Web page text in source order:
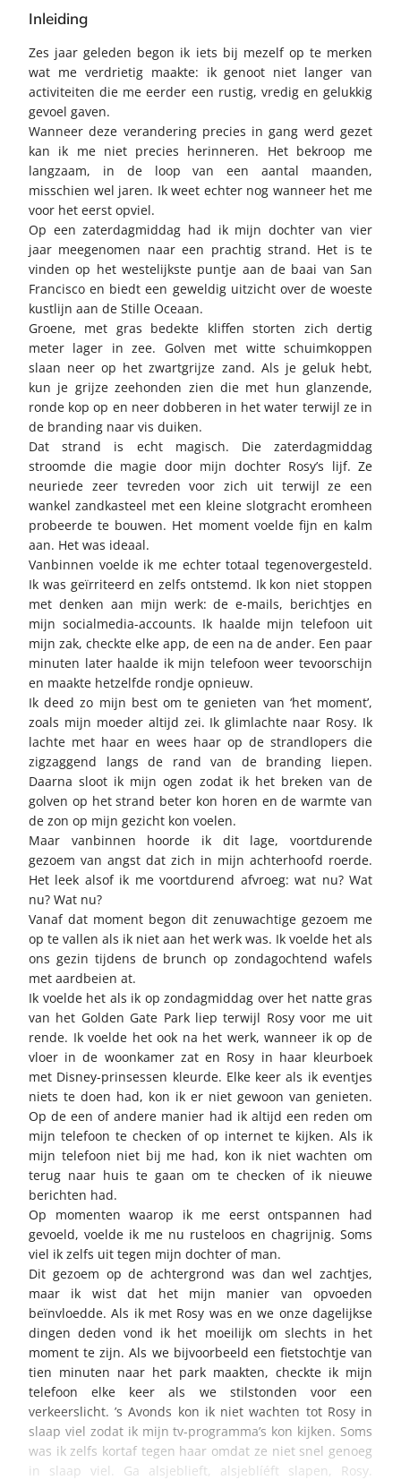
Inleiding
Zes jaar geleden begon ik iets bij mezelf op te merken
wat me verdrietig maakte: ik genoot niet langer van
activiteiten die me eerder een rustig, vredig en gelukkig
gevoel gaven.
Wanneer deze verandering precies in gang werd gezet
kan ik me niet precies herinneren. Het bekroop me
langzaam, in de loop van een aantal maanden,
misschien wel jaren. Ik weet echter nog wanneer het me
voor het eerst opviel.
Op een zaterdagmiddag had ik mijn dochter van vier
jaar meegenomen naar een prachtig strand. Het is te
vinden op het westelijkste puntje aan de baai van San
Francisco en biedt een geweldig uitzicht over de woeste
kustlijn aan de Stille Oceaan.
Groene, met gras bedekte kliffen storten zich dertig
meter lager in zee. Golven met witte schuimkoppen
slaan neer op het zwartgrijze zand. Als je geluk hebt,
kun je grijze zeehonden zien die met hun glanzende,
ronde kop op en neer dobberen in het water terwijl ze in
de branding naar vis duiken.
Dat strand is echt magisch. Die zaterdagmiddag
stroomde die magie door mijn dochter Rosy’s lijf. Ze
neuriede zeer tevreden voor zich uit terwijl ze een
wankel zandkasteel met een kleine slotgracht eromheen
probeerde te bouwen. Het moment voelde fijn en kalm
aan. Het was ideaal.
Vanbinnen voelde ik me echter totaal tegenovergesteld.
Ik was geïrriteerd en zelfs ontstemd. Ik kon niet stoppen
met denken aan mijn werk: de e-mails, berichtjes en
mijn socialmedia-accounts. Ik haalde mijn telefoon uit
mijn zak, checkte elke app, de een na de ander. Een paar
minuten later haalde ik mijn telefoon weer tevoorschijn
en maakte hetzelfde rondje opnieuw.
Ik deed zo mijn best om te genieten van ‘het moment’,
zoals mijn moeder altijd zei. Ik glimlachte naar Rosy. Ik
lachte met haar en wees haar op de strandlopers die
zigzaggend langs de rand van de branding liepen.
Daarna sloot ik mijn ogen zodat ik het breken van de
golven op het strand beter kon horen en de warmte van
de zon op mijn gezicht kon voelen.
Maar vanbinnen hoorde ik dit lage, voortdurende
gezoem van angst dat zich in mijn achterhoofd roerde.
Het leek alsof ik me voortdurend afvroeg: wat nu? Wat
nu? Wat nu?
Vanaf dat moment begon dit zenuwachtige gezoem me
op te vallen als ik niet aan het werk was. Ik voelde het als
ons gezin tijdens de brunch op zondagochtend wafels
met aardbeien at.
Ik voelde het als ik op zondagmiddag over het natte gras
van het Golden Gate Park liep terwijl Rosy voor me uit
rende. Ik voelde het ook na het werk, wanneer ik op de
vloer in de woonkamer zat en Rosy in haar kleurboek
met Disney-prinsessen kleurde. Elke keer als ik eventjes
niets te doen had, kon ik er niet gewoon van genieten.
Op de een of andere manier had ik altijd een reden om
mijn telefoon te checken of op internet te kijken. Als ik
mijn telefoon niet bij me had, kon ik niet wachten om
terug naar huis te gaan om te checken of ik nieuwe
berichten had.
Op momenten waarop ik me eerst ontspannen had
gevoeld, voelde ik me nu rusteloos en chagrijnig. Soms
viel ik zelfs uit tegen mijn dochter of man.
Dit gezoem op de achtergrond was dan wel zachtjes,
maar ik wist dat het mijn manier van opvoeden
beïnvloedde. Als ik met Rosy was en we onze dagelijkse
dingen deden vond ik het moeilijk om slechts in het
moment te zijn. Als we bijvoorbeeld een fietstochtje van
tien minuten naar het park maakten, checkte ik mijn
telefoon elke keer als we stilstonden voor een
verkeerslicht. ’s Avonds kon ik niet wachten tot Rosy in
slaap viel zodat ik mijn tv-programma’s kon kijken. Soms
was ik zelfs kortaf tegen haar omdat ze niet snel genoeg
in slaap viel. Ga alsjeblieft, alsjeblíéft slapen, Rosy.